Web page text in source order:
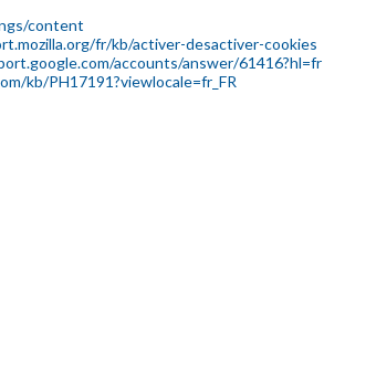
content
fr/kb/activer-desactiver-cookies
accounts/answer/61416?hl=fr
kb/PH17191?viewlocale=fr_FR